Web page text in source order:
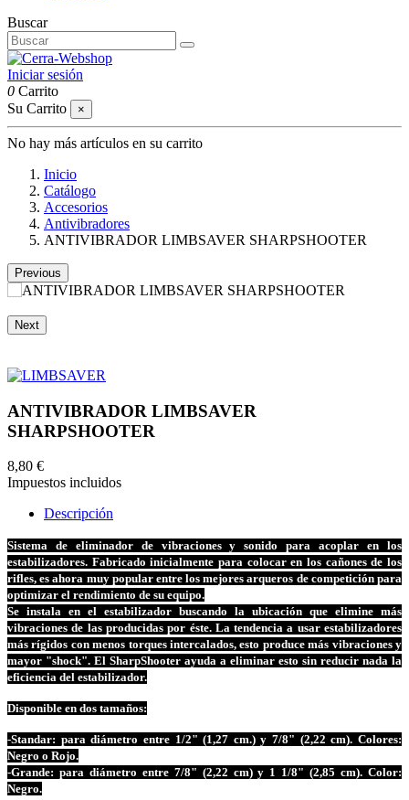
Buscar
Iniciar sesión
0 Carrito
Su Carrito
×
No hay más artículos en su carrito
Inicio
Catálogo
Accesorios
Antivibradores
ANTIVIBRADOR LIMBSAVER SHARPSHOOTER
Previous
Next
ANTIVIBRADOR LIMBSAVER
SHARPSHOOTER
8,80 €
Impuestos incluidos
Descripción
Sistema de eliminador de vibraciones y sonido para acoplar en los
estabilizadores. Fabricado inicialmente para colocar en los cañones de los
rifles, es ahora muy popular entre los mejores arqueros de competición para
optimizar el rendimiento de su equipo.
Se instala en el estabilizador buscando la ubicación que elimine más
vibraciones de las producidas por éste. La tendencia a usar estabilizadores
más rígidos con menos torques intercalados, esto produce más vibraciones y
mayor "shock". El SharpShooter ayuda a eliminar esto sin reducir nada la
eficiencia del estabilizador.
Disponible en dos tamaños:
-Standar: para diámetro entre 1/2" (1,27 cm.) y 7/8" (2,22 cm). Colores:
Negro o Rojo.
-Grande: para diámetro entre 7/8" (2,22 cm) y 1 1/8" (2,85 cm). Color:
Negro.